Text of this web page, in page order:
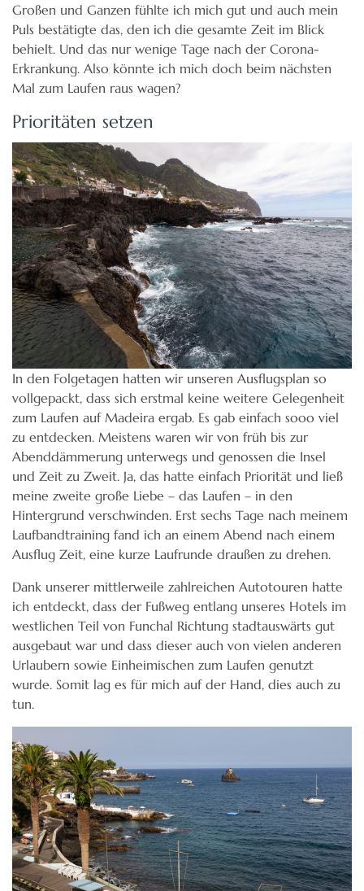
Großen und Ganzen fühlte ich mich gut und auch mein
Puls bestätigte das, den ich die gesamte Zeit im Blick
behielt. Und das nur wenige Tage nach der Corona-
Erkrankung. Also könnte ich mich doch beim nächsten
Mal zum Laufen raus wagen?
Prioritäten setzen
In den Folgetagen hatten wir unseren Ausflugsplan so
vollgepackt, dass sich erstmal keine weitere Gelegenheit
zum Laufen auf Madeira ergab. Es gab einfach sooo viel
zu entdecken. Meistens waren wir von früh bis zur
Abenddämmerung unterwegs und genossen die Insel
und Zeit zu Zweit. Ja, das hatte einfach Priorität und ließ
meine zweite große Liebe – das Laufen – in den
Hintergrund verschwinden. Erst sechs Tage nach meinem
Laufbandtraining fand ich an einem Abend nach einem
Ausflug Zeit, eine kurze Laufrunde draußen zu drehen.
Dank unserer mittlerweile zahlreichen Autotouren hatte
ich entdeckt, dass der Fußweg entlang unseres Hotels im
westlichen Teil von Funchal Richtung stadtauswärts gut
ausgebaut war und dass dieser auch von vielen anderen
Urlaubern sowie Einheimischen zum Laufen genutzt
wurde. Somit lag es für mich auf der Hand, dies auch zu
tun.